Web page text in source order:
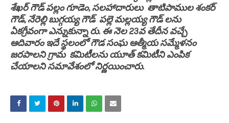
శేఖర్ గౌడ్ పల్లం గూడెం, సలహాదారులు తాటిపాముల శంకర్
గౌడ్, నేరెల్లి బుగ్గయ్య గౌడ్ పల్లె మల్లయ్య గౌడ్ లను
ఏకగ్రీవంగా ఎన్నుకున్నా రు. ఈ నెల 23వ తేదీన వచ్చే
ఆదివారం ఇదే స్థలంలో గౌడ సంఘ ఆత్మీయ సమ్మేళనం
జరపాలని గ్రామ కమిటీలను యూత్ కమిటీని ఎంపిక
చేయాలని సమావేశంలో నిర్ణయించారు.